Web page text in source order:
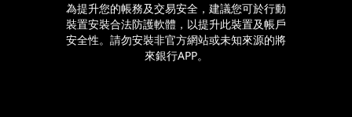
為提升您的帳務及交易安全，建議您可於行動
裝置安裝合法防護軟體，以提升此裝置及帳戶
安全性。請勿安裝非官方網站或未知來源的將
來銀行APP。